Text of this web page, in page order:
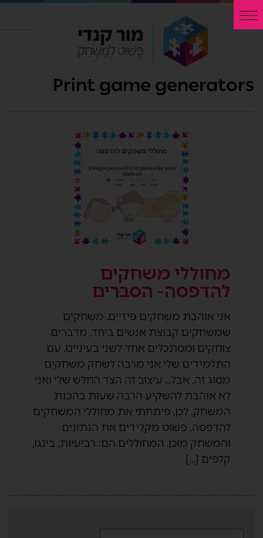
Print game generators
מחוללי משחקים
להדפסה- הסברים
אני אוהבת משחקים פיזיים. משחקים
שמשחקים קבוצת אנשים ביחד, מדברים,
צוחקים ומסתכלים אחד לשני בעיניים. עם
התלמידים שלי אני מרבה לשחק משחקים
מסוג זה. אבל… עיצוב זה הצד החלש שלי ואני
לא אוהבת להשקיע הרבה שעות בהכנת
המשחק. לכן, פיתחתי את מחוללי המשחקים
להדפסה. פשוט מקלידים את הנתונים
והמשחק מוכן. המחוללים הם: רביעיות, בינגו,
קלפים […]